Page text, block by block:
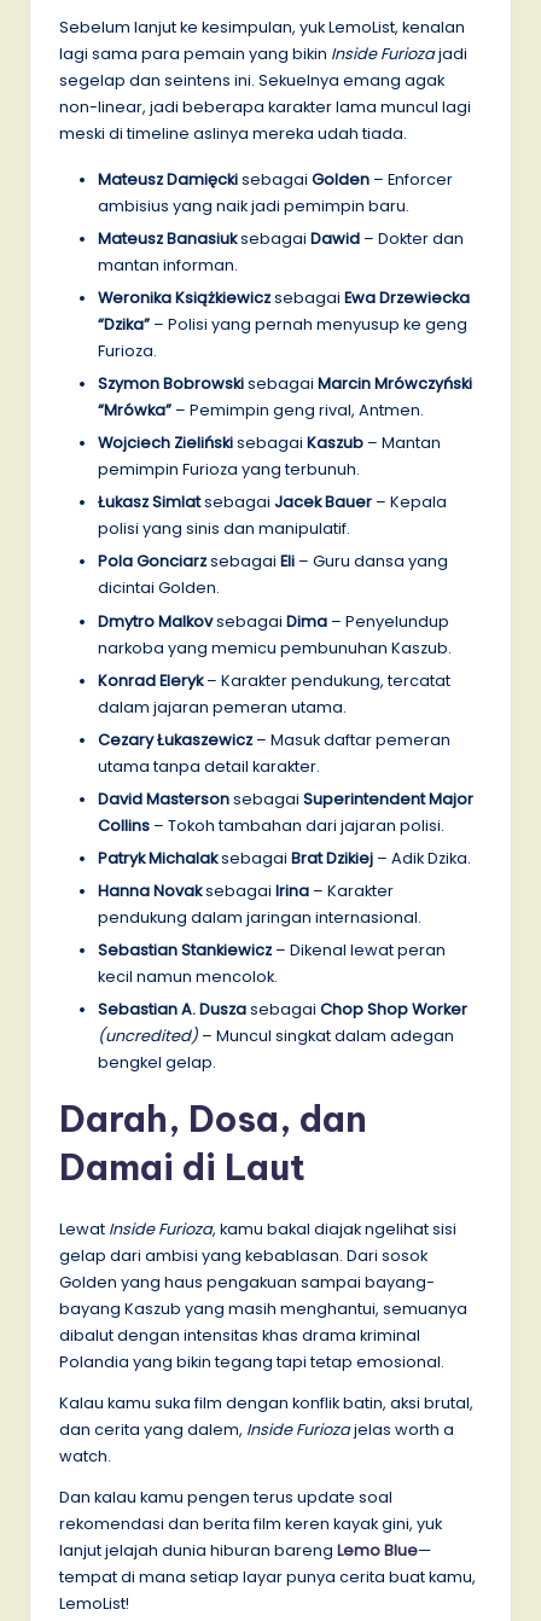
Sebelum lanjut ke kesimpulan, yuk LemoList, kenalan
lagi sama para pemain yang bikin Inside Furiozajadi
segelap dan seintens ini. Sekuelnya emang agak
non-linear, jadi beberapa karakter lama muncul lagi
meski di timeline aslinya mereka udah tiada.
Mateusz Damięckisebagai Golden – Enforcer
ambisius yang naik jadi pemimpin baru.
Mateusz Banasiuksebagai Dawid – Dokter dan
mantan informan.
Weronika Książkiewiczsebagai Ewa Drzewiecka
“Dzika” – Polisi yang pernah menyusup ke geng
Furioza.
Szymon Bobrowskisebagai Marcin Mrówczyński
“Mrówka” – Pemimpin geng rival, Antmen.
Wojciech Zielińskisebagai Kaszub – Mantan
pemimpin Furioza yang terbunuh.
Łukasz Simlatsebagai Jacek Bauer – Kepala
polisi yang sinis dan manipulatif.
Pola Gonciarzsebagai Eli – Guru dansa yang
dicintai Golden.
Dmytro Malkovsebagai Dima – Penyelundup
narkoba yang memicu pembunuhan Kaszub.
Konrad Eleryk– Karakter pendukung, tercatat
dalam jajaran pemeran utama.
Cezary Łukaszewicz – Masuk daftar pemeran
utama tanpa detail karakter.
David Mastersonsebagai Superintendent Major
Collins – Tokoh tambahan dari jajaran polisi.
Patryk Michalaksebagai Brat Dzikiej – Adik Dzika.
Hanna Novaksebagai Irina – Karakter
pendukung dalam jaringan internasional.
Sebastian Stankiewicz – Dikenal lewat peran
kecil namun mencolok.
Sebastian A. Duszasebagai Chop Shop Worker
(uncredited) – Muncul singkat dalam adegan
bengkel gelap.
Darah, Dosa, dan
Damai di Laut
Lewat Inside Furioza, kamu bakal diajak ngelihat sisi
gelap dari ambisi yang kebablasan. Dari sosok
Golden yang haus pengakuan sampai bayang-
bayang Kaszub yang masih menghantui, semuanya
dibalut dengan intensitas khas drama kriminal
Polandia yang bikin tegang tapi tetap emosional.
Kalau kamu suka film dengan konflik batin, aksi brutal,
dan cerita yang dalem, Inside Furiozajelas worth a
watch.
Dan kalau kamu pengen terus update soal
rekomendasi dan berita film keren kayak gini, yuk
lanjut jelajah dunia hiburan bareng Lemo Blue—
tempat di mana setiap layar punya cerita buat kamu,
LemoList!